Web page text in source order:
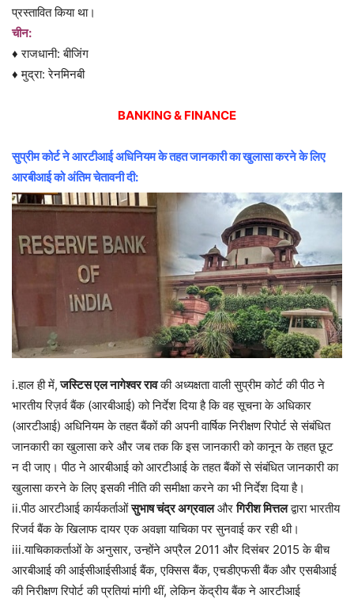
प्रस्तावित किया था।
चीन:
♦ राजधानी: बीजिंग
♦ मुद्रा: रेनमिनबी
BANKING & FINANCE
सुप्रीम कोर्ट ने आरटीआई अधिनियम के तहत जानकारी का खुलासा करने के लिए
आरबीआई को अंतिम चेतावनी दी:
i.हाल ही में,जस्टिस एल नागेश्वर रावकी अध्यक्षता वाली सुप्रीम कोर्ट की पीठ ने
भारतीय रिज़र्व बैंक (आरबीआई) को निर्देश दिया है कि वह सूचना के अधिकार
(आरटीआई) अधिनियम के तहत बैंकों की अपनी वार्षिक निरीक्षण रिपोर्ट से संबंधित
जानकारी का खुलासा करे और जब तक कि इस जानकारी को कानून के तहत छूट
न दी जाए। पीठ ने आरबीआई को आरटीआई के तहत बैंकों से संबंधित जानकारी का
खुलासा करने के लिए इसकी नीति की समीक्षा करने का भी निर्देश दिया है।
ii.पीठ आरटीआई कार्यकर्ताओंसुभाष चंद्र अग्रवालऔरगिरीश मित्तलद्वारा भारतीय
रिजर्व बैंक के खिलाफ दायर एक अवज्ञा ​​याचिका पर सुनवाई कर रही थी।
iii.याचिकाकर्ताओं के अनुसार, उन्होंने अप्रैल 2011 और दिसंबर 2015 के बीच
आरबीआई की आईसीआईसीआई बैंक, एक्सिस बैंक, एचडीएफसी बैंक और एसबीआई
की निरीक्षण रिपोर्ट की प्रतियां मांगी थीं, लेकिन केंद्रीय बैंक ने आरटीआई